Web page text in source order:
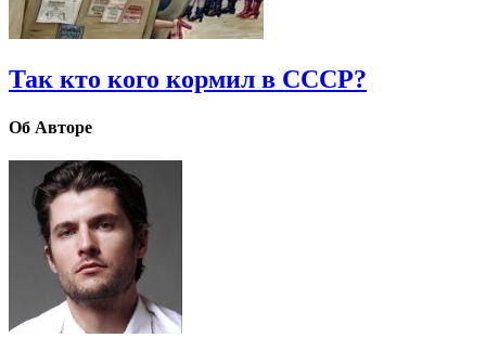
Так кто кого кормил в СССР?
Об Авторе